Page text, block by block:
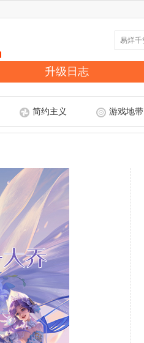
升级日志
简约主义 游戏地带